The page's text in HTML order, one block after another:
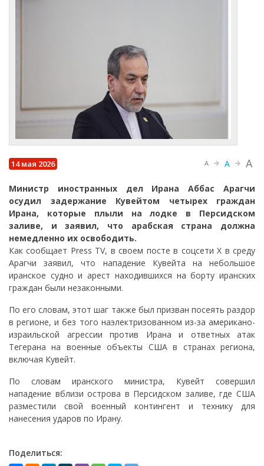
14 мая 2026 A A A
Министр иностранных дел Ирана Аббас Арагчи
осудил задержание Кувейтом четырех граждан
Ирана, которые плыли на лодке в Персидском
заливе, и заявил, что арабская страна должна
немедленно их освободить.
Как сообщает Press TV, в своем посте в соцсети X в среду
Арагчи заявил, что нападение Кувейта на небольшое
иранское судно и арест находившихся на борту иранских
граждан были незаконными.
По его словам, этот шаг также был призван посеять раздор
в регионе, и без того наэлектризованном из-за американо-
израильской агрессии против Ирана и ответных атак
Тегерана на военные объекты США в странах региона,
включая Кувейт.
По словам иранского министра, Кувейт совершил
нападение вблизи острова в Персидском заливе, где США
разместили свой военный контингент и технику для
нанесения ударов по Ирану.
Поделиться: